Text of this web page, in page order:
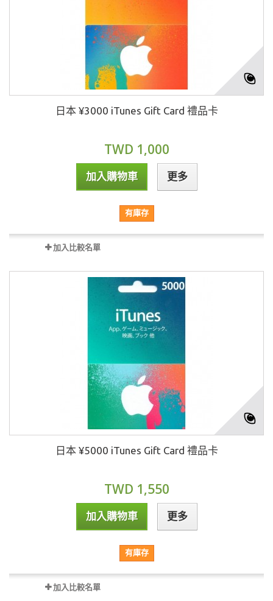
日本 ¥3000 iTunes Gift Card 禮品卡
TWD 1,000
加入購物車 更多
有庫存
加入比較名單
日本 ¥5000 iTunes Gift Card 禮品卡
TWD 1,550
加入購物車 更多
有庫存
加入比較名單